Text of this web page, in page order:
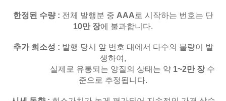
한정된 수량: 전체 발행분 중 AAA 로 시작하는 번호는 단
10만 장에 불과합니다.
추가 희소성 : 발행 당시 앞 번호 대에서 다수의 불량이 발
생하여,
실제로 유통되는 양질의 상태는 약 1~2만 장수
준으로 추정됩니다.